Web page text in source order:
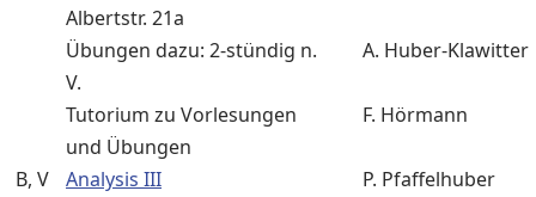
Albertstr. 21a
Übungen dazu: 2-stündig n.
V.
A. Huber-Klawitter
Tutorium zu Vorlesungen
und Übungen
F. Hörmann
B, V Analysis III
P. Pfaffelhuber